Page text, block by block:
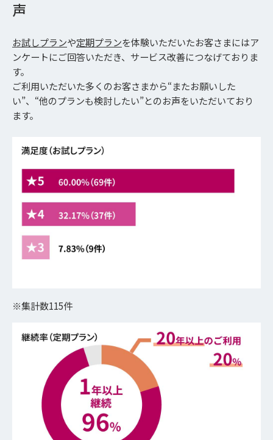
声
お試しプランや定期プランを体験いただいたお客さまにはア
ンケートにご回答いただき、サービス改善につなげておりま
す。
ご利用いただいた多くのお客さまから“またお願いした
い”、“他のプランも検討したい”とのお声をいただいており
ます。
※集計数115件